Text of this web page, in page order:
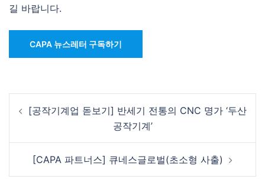
길 바랍니다.
CAPA 뉴스레터 구독하기
navigation
[공작기계업 돋보기] 반세기 전통의 CNC 명가 ‘두산
공작기계’
[CAPA 파트너스] 큐네스글로벌(초소형 사출)